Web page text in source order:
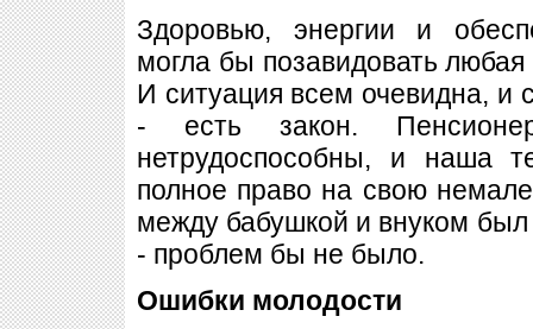
Здоровью, энергии и
могла бы позавидовать
И ситуация всем очевидна, и
- есть закон.
нетрудоспособны, и наша
полное право на свою
между бабушкой и внуком был
- проблем бы не было.
Ошибки молодости